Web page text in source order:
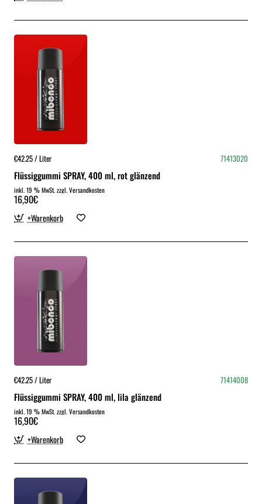
€42.25 / Liter 71413020
Flüssiggummi SPRAY, 400 ml, rot glänzend
inkl. 19 % MwSt. zzgl. Versandkosten
16,90€
+Warenkorb
€42.25 / Liter 71414008
Flüssiggummi SPRAY, 400 ml, lila glänzend
inkl. 19 % MwSt. zzgl. Versandkosten
16,90€
+Warenkorb